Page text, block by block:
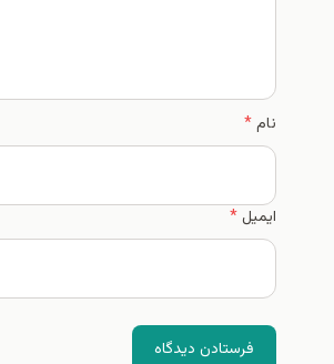
فرستادن دیدگاه